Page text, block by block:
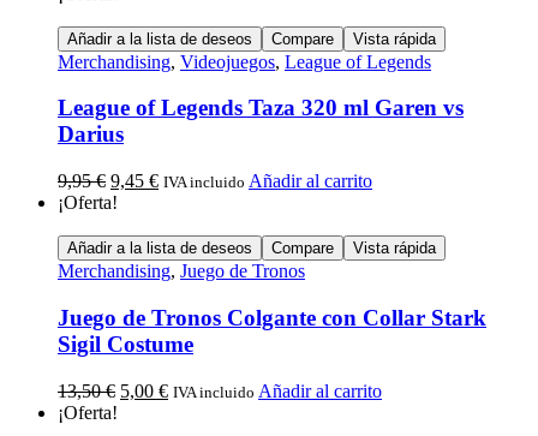
Añadir a la lista de deseos Compare Vista rápida
Merchandising, Videojuegos, League of Legends
League of Legends Taza 320 ml Garen vs
Darius
9,95€ 9,45 € IVA incluido Añadir al carrito
¡Oferta!
Añadir a la lista de deseos Compare Vista rápida
Merchandising, Juego de Tronos
Juego de Tronos Colgante con Collar Stark
Sigil Costume
13,50€ 5,00 € IVA incluido Añadir al carrito
¡Oferta!